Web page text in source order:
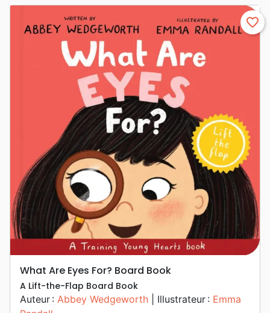
favorite_border
What Are Eyes For? Board Book
A Lift-the-Flap Board Book
Auteur : Abbey Wedgeworth | Illustrateur : Emma